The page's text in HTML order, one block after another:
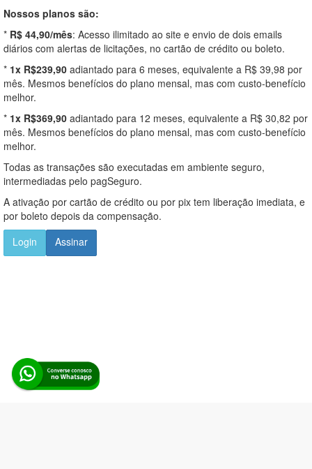
Nossos planos são:
* R$ 44,90/mês: Acesso ilimitado ao site e envio de dois emails
diários com alertas de licitações, no cartão de crédito ou boleto.
* 1x R$239,90 adiantado para 6 meses, equivalente a R$ 39,98 por
mês. Mesmos benefícios do plano mensal, mas com custo-benefício
melhor.
* 1x R$369,90 adiantado para 12 meses, equivalente a R$ 30,82 por
mês. Mesmos benefícios do plano mensal, mas com custo-benefício
melhor.
Todas as transações são executadas em ambiente seguro,
intermediadas pelo pagSeguro.
A ativação por cartão de crédito ou por pix tem liberação imediata, e
por boleto depois da compensação.
Login
Assinar